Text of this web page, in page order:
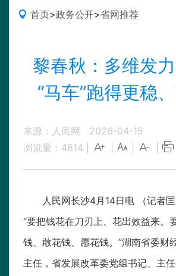
首页>政务公开>省网推荐
黎春秋：多维发
“马车”跑得更稳
来源：人民网
2026-04-15
浏览量： 4814
人民网长沙4月14日电 （记者匡
“要把钱花在刀刃上、花出效益来。
钱、敢花钱、愿花钱。”湖南省委财
主任，省发展改革委党组书记、主